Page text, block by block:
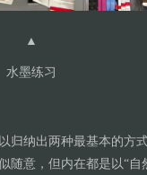
▲
水墨练习
归纳出两种最基本的方
随意，但内在都是以“自